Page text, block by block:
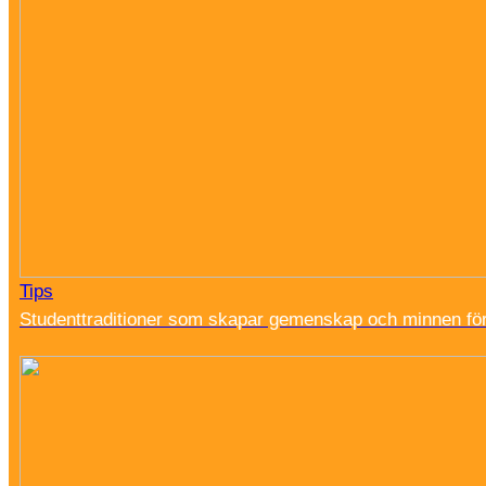
Tips
Studenttraditioner som skapar gemenskap och minnen